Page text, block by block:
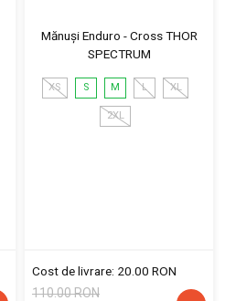
Mănuși Enduro - Cross THOR
SPECTRUM
XS S M L XL
2XL
Cost de livrare: 20.00 RON
110.00 RON